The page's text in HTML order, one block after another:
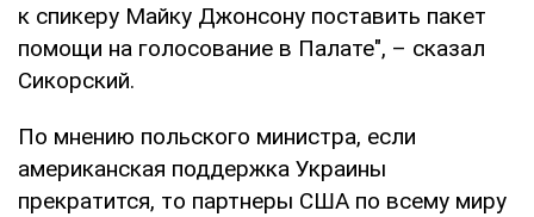
к спикеру Майку Джонсону поставить пакет
помощи на голосование в Палате", – сказал
Сикорский.
По мнению польского министра, если
американская поддержка Украины
прекратится, то партнеры США по всему миру